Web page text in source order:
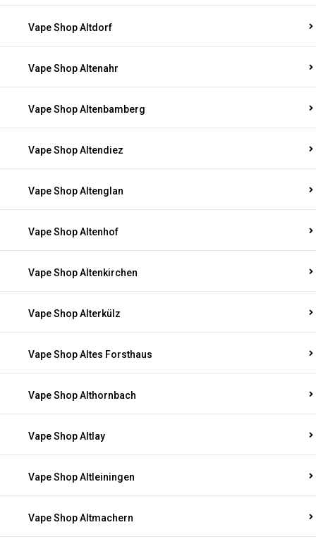
Vape Shop Altdorf
Vape Shop Altenahr
Vape Shop Altenbamberg
Vape Shop Altendiez
Vape Shop Altenglan
Vape Shop Altenhof
Vape Shop Altenkirchen
Vape Shop Alterkülz
Vape Shop Altes Forsthaus
Vape Shop Althornbach
Vape Shop Altlay
Vape Shop Altleiningen
Vape Shop Altmachern